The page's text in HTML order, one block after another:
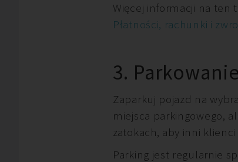
Więcej informacji na ten
Płatności, rachunki i
3. Parkowanie
Zaparkuj pojazd na
miejsca parkingowego,
zatokach, aby inni
Parking jest regularnie